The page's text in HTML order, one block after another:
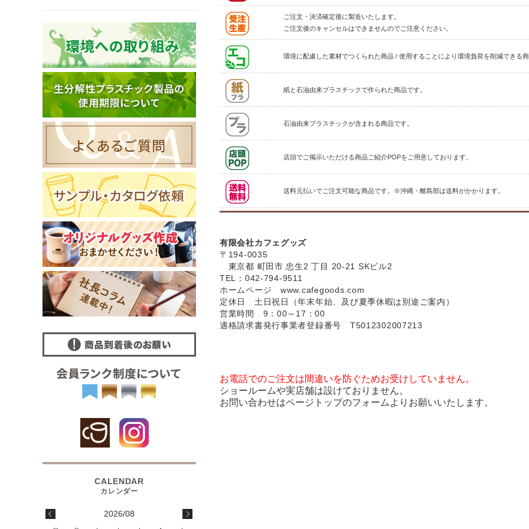
ご注文・決済確定後に製造いたします。
ご注文後のキャンセルはできませんのでご注意ください。
環境に配慮した素材でつくられた商品 / 使用することにより環境負荷を削減できる商
紙と石油由来プラスチックで作られた商品です。
石油由来プラスチックが含まれる商品です。
店頭でご掲示いただける商品ご紹介POPをご用意しております。
送料元払いでご注文可能な商品です。※沖縄・離島部は送料がかかります。
有限会社カフェグッズ
〒194-0035
東京都 町田市 忠生2 丁目 20-21 SKビル2
TEL：042-794-9511
ホームページwww.cafegoods.com
定休日 土日祝日（年末年始、及び夏季休暇は別途ご案内）
営業時間 9：00～17：00
適格請求書発行事業者登録番号 T5012302007213
お電話でのご注文は間違いを防ぐためお受けしていません。
ショールームや実店舗は設けておりません。
お問い合わせはページトップのフォームよりお願いいたします。
2026/08